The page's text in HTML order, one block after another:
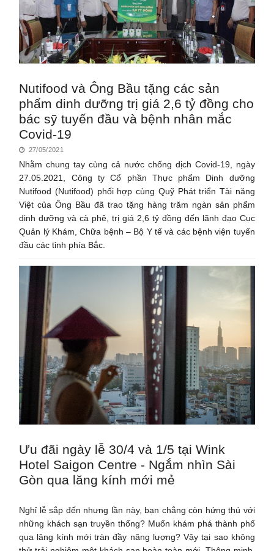
Nutifood và Ông Bầu tặng các sản
phẩm dinh dưỡng trị giá 2,6 tỷ đồng cho
bác sỹ tuyến đầu và bệnh nhân mắc
Covid-19
27/05/2021
Nhằm chung tay cùng cả nước chống dịch Covid-19, ngày
27.05.2021, Công ty Cổ phần Thực phẩm Dinh dưỡng
Nutifood (Nutifood) phối hợp cùng Quỹ Phát triển Tài năng
Việt của Ông Bầu đã trao tặng hàng trăm ngàn sản phẩm
dinh dưỡng và cà phê, trị giá 2,6 tỷ đồng đến lãnh đạo Cục
Quản lý Khám, Chữa bệnh – Bộ Y tế và các bệnh viện tuyến
đầu các tỉnh phía Bắc.
Ưu đãi ngày lễ 30/4 và 1/5 tại Wink
Hotel Saigon Centre - Ngắm nhìn Sài
Gòn qua lăng kính mới mẻ
Nghỉ lễ sắp đến nhưng lần này, bạn chẳng còn hứng thú với
những khách sạn truyền thống? Muốn khám phá thành phố
qua lăng kính mới tràn đầy năng lượng? Vậy tại sao không